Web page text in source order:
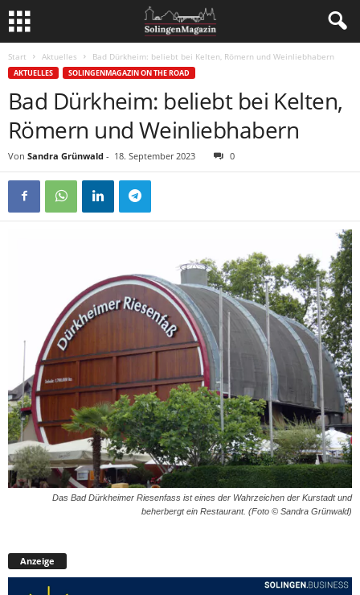
Start Aktuelles Bad Dürkheim: beliebt bei Kelten, Römern und Weinliebhabern
AKTUELLES SOLINGENMAGAZIN ON THE ROAD
Bad Dürkheim: beliebt bei Kelten,
Römern und Weinliebhabern
Von Sandra Grünwald - 18. September 2023 0
Das Bad Dürkheimer Riesenfass ist eines der Wahrzeichen der Kurstadt und
beherbergt ein Restaurant. (Foto © Sandra Grünwald)
Anzeige